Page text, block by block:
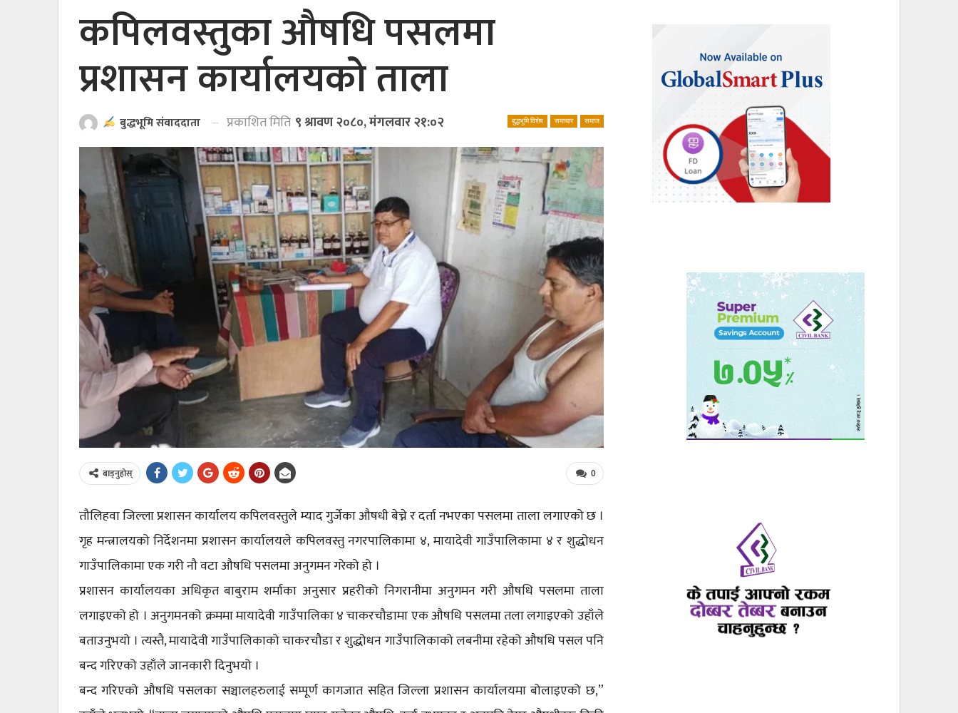
कपिलवस्तुका औषधि पसलमा
प्रशासन कार्यालयको ताला
बुद्धभूमि विशेष समाचार समाज
बुद्धभूमि संवाददाता प्रकाशित मिति ९ श्रावण २०८०, मंगलवार २१:०२
0
बाड्नुहोस्
तौलिहवा जिल्ला प्रशासन कार्यालय कपिलवस्तुले म्याद गुर्जेका औषधी बेच्ने र दर्ता नभएका पसलमा ताला लगाएको छ ।
गृह मन्त्रालयको निर्देशनमा प्रशासन कार्यालयले कपिलवस्तु नगरपालिकामा ४, मायादेवी गाउँपालिकामा ४ र शुद्धोधन
गाउँपालिकामा एक गरी नौ वटा औषधि पसलमा अनुगमन गरेको हो ।
प्रशासन कार्यालयका अधिकृत बाबुराम शर्माका अनुसार प्रहरीको निगरानीमा अनुगमन गरी औषधि पसलमा ताला
लगाइएको हो । अनुगमनको क्रममा मायादेवी गाउँपालिका ४ चाकरचौडामा एक औषधि पसलमा तला लगाइएको उहाँले
बताउनुभयो । त्यस्तै, मायादेवी गाउँपालिकाको चाकरचौडा र शुद्धोधन गाउँपालिकाको लबनीमा रहेको औषधि पसल पनि
बन्द गरिएको उहाँले जानकारी दिनुभयो ।
बन्द गरिएको औषधि पसलका सञ्चालहरुलाई सम्पूर्ण कागजात सहित जिल्ला प्रशासन कार्यालयमा बोलाइएको छ,”